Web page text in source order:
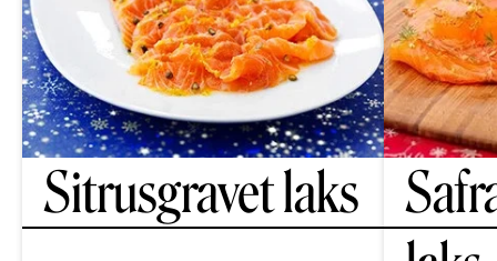
Sitrusgravet laks